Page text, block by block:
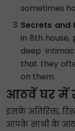
sometimes
Secrets and
in 8th house,
deep
that they
on them.
आठवें घर में
इसके अतिरिक्त,
आपके साथी के